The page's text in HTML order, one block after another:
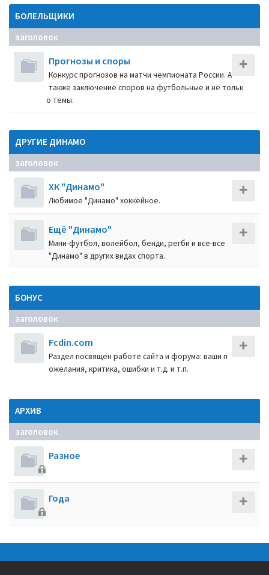
БОЛЕЛЬЩИКИ
заголовок
Прогнозы и споры
Конкурс прогнозов на матчи чемпионата России. А
также заключение споров на футбольные и не тольк
о темы.
ДРУГИЕ ДИНАМО
заголовок
ХК "Динамо"
Любимое "Динамо" хоккейное.
Ещё "Динамо"
Мини-футбол, волейбол, бенди, регби и все-все
"Динамо" в других видах спорта.
БОНУС
заголовок
Fcdin.com
Раздел посвящен работе сайта и форума: ваши п
ожелания, критика, ошибки и т.д. и т.п.
АРХИВ
заголовок
Разное
Года